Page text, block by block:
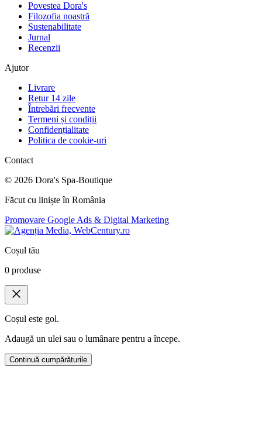
Povestea Dora's
Filozofia noastră
Sustenabilitate
Jurnal
Recenzii
Ajutor
Livrare
Retur 14 zile
Întrebări frecvente
Termeni și condiții
Confidențialitate
Politica de cookie-uri
Contact
© 2026 Dora's Spa-Boutique
Făcut cu liniște în România
Promovare Google Ads & Digital Marketing
Coșul tău
0 produse
Coșul este gol.
Adaugă un ulei sau o lumânare pentru a începe.
Continuă cumpărăturile